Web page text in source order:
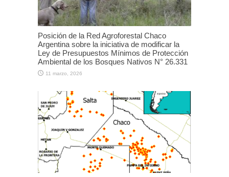
Posición de la Red Agroforestal Chaco
Argentina sobre la iniciativa de modificar la
Ley de Presupuestos Mínimos de Protección
Ambiental de los Bosques Nativos N° 26.331
11 marzo, 2026